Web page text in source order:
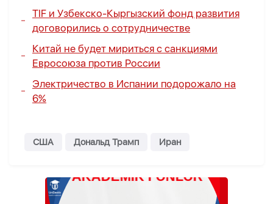
TIF и Узбекско-Кыргызский фонд развития
договорились о сотрудничестве
Китай не будет мириться с санкциями
Евросоюза против России
Электричество в Испании подорожало на
6%
США Дональд Трамп Иран